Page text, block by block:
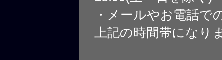
・メールやお電話で
上記の時間帯になり